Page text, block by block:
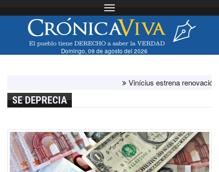
Toggle navigation
Domingo, 09 de agosto del 2026
Vinícius estrena renovación con
SE DEPRECIA